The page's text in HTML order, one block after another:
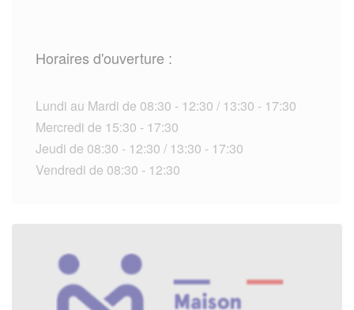
Horaires d'ouverture :
Lundi au Mardi de 08:30 - 12:30 / 13:30 - 17:30
Mercredi de 15:30 - 17:30
Jeudi de 08:30 - 12:30 / 13:30 - 17:30
Vendredi de 08:30 - 12:30